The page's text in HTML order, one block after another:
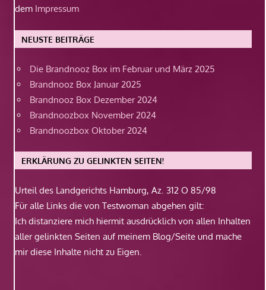
dem Impressum
NEUSTE BEITRÄGE
Die Brandnooz Box im Februar und März 2025
Brandnooz Box Januar 2025
Brandnooz Box Dezember 2024
Brandnoozbox November 2024
Brandnoozbox Oktober 2024
ERKLÄRUNG ZU GELINKTEN SEITEN!
Urteil des Landgerichts Hamburg, Az. 312 O 85/98
Für alle Links die von Testwoman abgehen gilt:
Ich distanziere mich hiermit ausdrücklich von allen Inhalten
aller gelinkten Seiten auf meinem Blog/Seite und mache
mir diese Inhalte nicht zu Eigen.